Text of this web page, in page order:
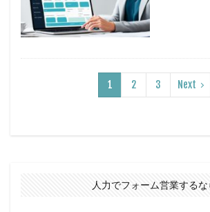
1 2 3 Next
人力でフォーム営業するな